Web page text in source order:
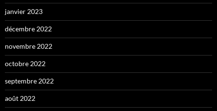
janvier 2023
décembre 2022
novembre 2022
octobre 2022
septembre 2022
août 2022